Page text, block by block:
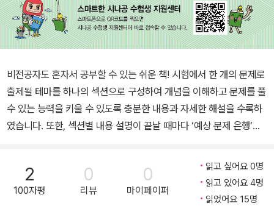
비전공자도 혼자서 공부할 수 있는 쉬운 책! 시험에서 한 개의 문제로
출제될 테마를 하나의 섹션으로 구성하여 개념을 이해하고 문제를 풀
수 있는 능력을 키울 수 있도록 충분한 내용과 자세한 해설을 수록하
였습니다. 또한, 섹션별 내용 설명이 끝날 때마다 ‘예상 문제 은행’을
살펴보고 미리 풀어보면서 연습합니다. 각 섹션은 출제된 비율에 따
라 A, B, C, D 등급을 지정하여 중요한 내용을 먼저 볼 수 있습니다.
수험생의 마음으로 만든 책 - 시나공 ■ 이 책의 구성 1권 ? 실무 알고
2
100자평
0
리뷰
0
마이페이퍼
읽고 싶어요 0명
읽고 있어요 4명
읽었어요 15명